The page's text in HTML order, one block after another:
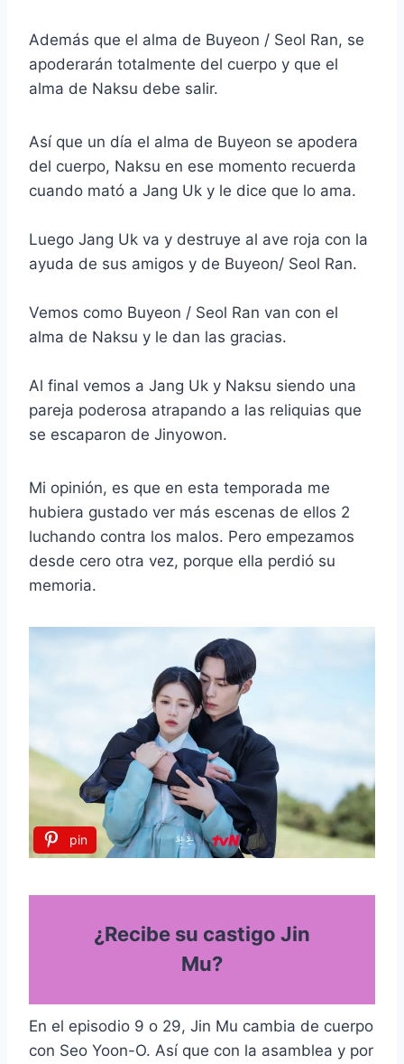
Además que el alma de Buyeon / Seol Ran, se
apoderarán totalmente del cuerpo y que el
alma de Naksu debe salir.
Así que un día el alma de Buyeon se apodera
del cuerpo, Naksu en ese momento recuerda
cuando mató a Jang Uk y le dice que lo ama.
Luego Jang Uk va y destruye al ave roja con la
ayuda de sus amigos y de Buyeon/ Seol Ran.
Vemos como Buyeon / Seol Ran van con el
alma de Naksu y le dan las gracias.
Al final vemos a Jang Uk y Naksu siendo una
pareja poderosa atrapando a las reliquias que
se escaparon de Jinyowon.
Mi opinión, es que en esta temporada me
hubiera gustado ver más escenas de ellos 2
luchando contra los malos. Pero empezamos
desde cero otra vez, porque ella perdió su
memoria.
pin
¿Recibe su castigo Jin
Mu?
En el episodio 9 o 29, Jin Mu cambia de cuerpo
con Seo Yoon-O. Así que con la asamblea y por